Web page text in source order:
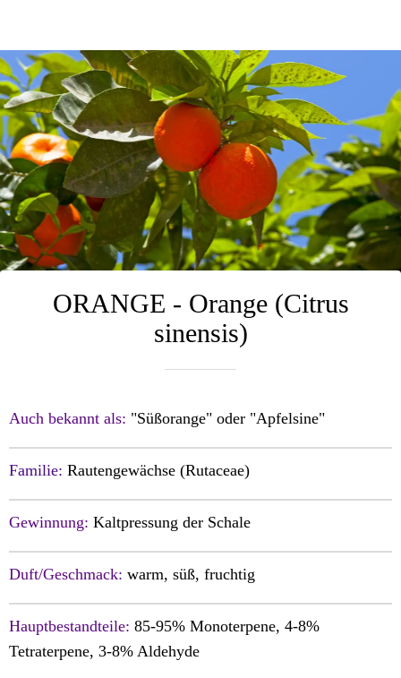
ORANGE - Orange (Citrus
sinensis)
Auch bekannt als: "Süßorange" oder "Apfelsine"
Familie: Rautengewächse (Rutaceae)
Gewinnung: Kaltpressung der Schale
Duft/Geschmack: warm, süß, fruchtig
Hauptbestandteile: 85-95% Monoterpene, 4-8%
Tetraterpene, 3-8% Aldehyde